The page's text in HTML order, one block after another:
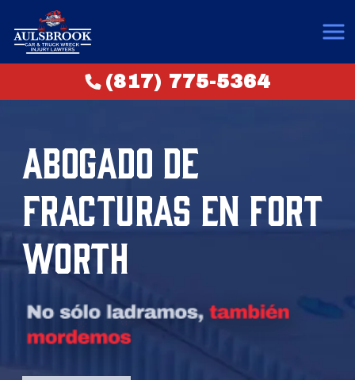
(817) 775-5364
ABOGADO DE
FRACTURAS EN FORT
WORTH